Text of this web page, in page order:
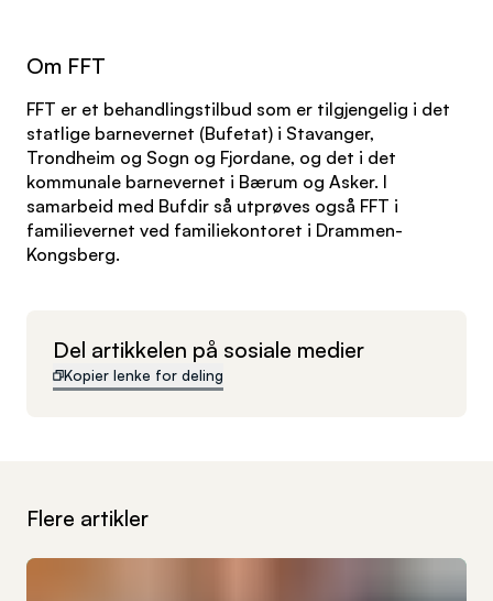
Om FFT
FFT er et behandlingstilbud som er tilgjengelig i det
statlige barnevernet (Bufetat) i Stavanger,
Trondheim og Sogn og Fjordane, og det i det
kommunale barnevernet i Bærum og Asker. I
samarbeid med Bufdir så utprøves også FFT i
familievernet ved familiekontoret i Drammen-
Kongsberg.
Del artikkelen på sosiale medier
Kopier lenke for deling
Flere artikler